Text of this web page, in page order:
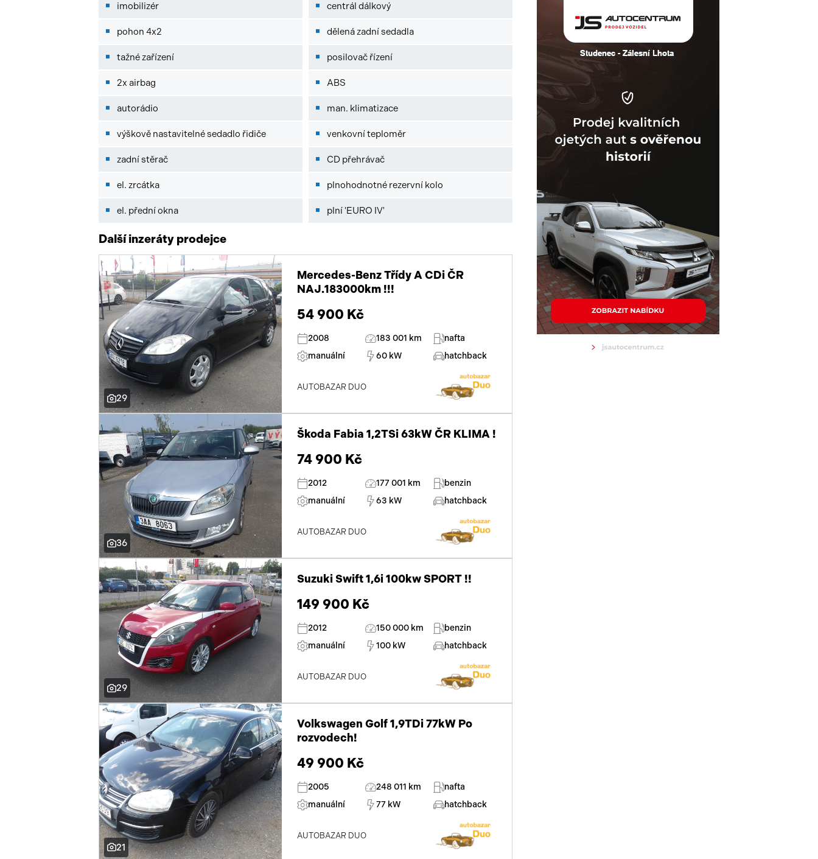
imobilizér
pohon 4x2
tažné zařízení
2x airbag
autorádio
výškově nastavitelné sedadlo řidiče
zadní stěrač
el. zrcátka
el. přední okna
centrál dálkový
dělená zadní sedadla
posilovač řízení
ABS
man. klimatizace
venkovní teploměr
CD přehrávač
plnohodnotné rezervní kolo
plní 'EURO IV'
Další inzeráty prodejce
29
Mercedes-Benz Třídy A CDi ČR
NAJ.183000km !!!
54 900 Kč
2008 183 001 km
nafta
manuální
60 kW hatchback
AUTOBAZAR DUO
36
Škoda Fabia 1,2TSi 63kW ČR KLIMA !
74 900 Kč
2012 177 001 km
benzin
manuální
63 kW hatchback
AUTOBAZAR DUO
29
Suzuki Swift 1,6i 100kw SPORT !!
149 900 Kč
2012 150 000 km
benzin
manuální
100 kW hatchback
AUTOBAZAR DUO
21
Volkswagen Golf 1,9TDi 77kW Po
rozvodech!
49 900 Kč
2005 248 011 km
nafta
manuální
77 kW hatchback
AUTOBAZAR DUO